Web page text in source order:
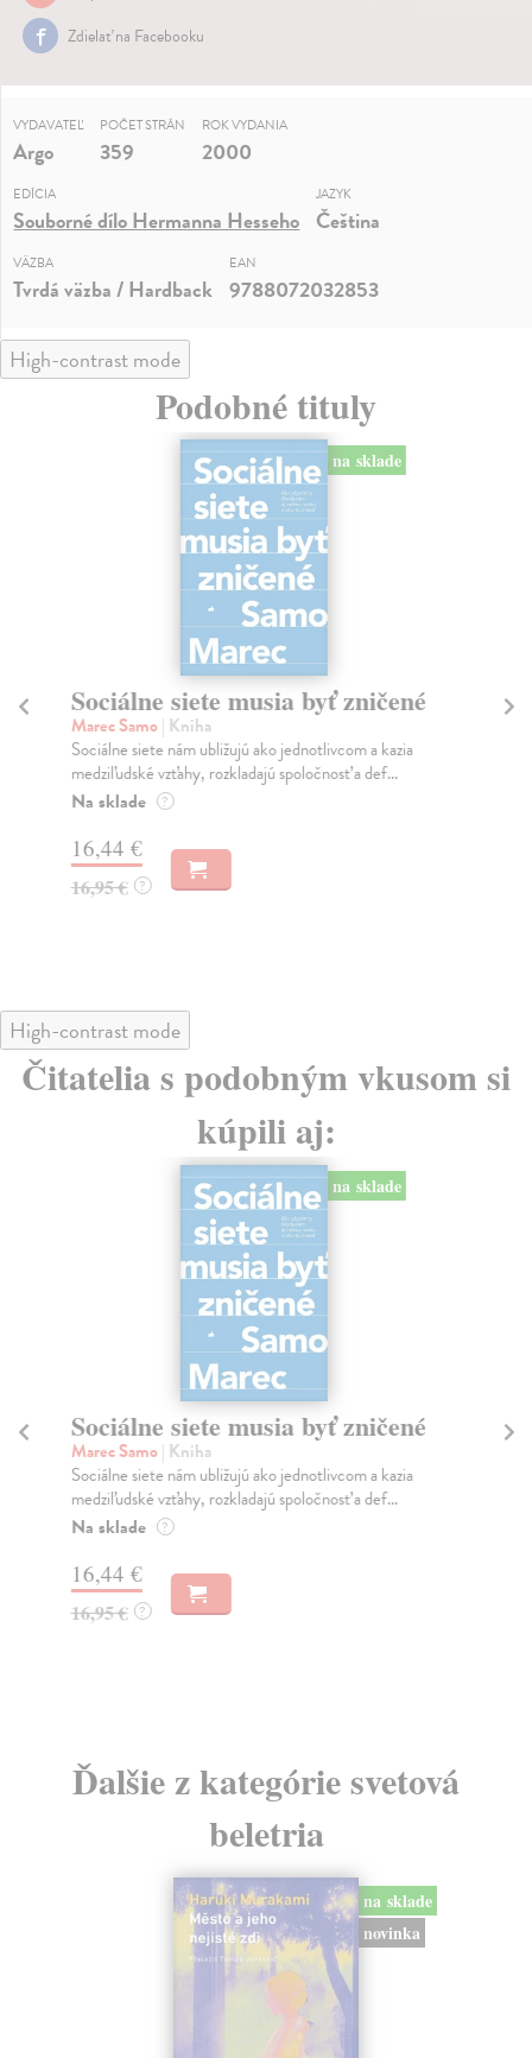
Zdielať na Facebooku
VYDAVATEĽ
Argo
POČET STRÁN
359
ROK VYDANIA
2000
EDÍCIA
Souborné dílo Hermanna Hesseho
JAZYK
Čeština
VÄZBA
Tvrdá väzba / Hardback
EAN
9788072032853
High-contrast mode
Podobné tituly
na sklade
Sociálne siete musia byť zničené
Marec Samo| Kniha
Sociálne siete nám ubližujú ako jednotlivcom a kazia
medziľudské vzťahy, rozkladajú spoločnosť a def...
Na sklade ?
16,44 €
16,95 € ?
High-contrast mode
Čitatelia s podobným vkusom si
kúpili aj:
na sklade
Sociálne siete musia byť zničené
Marec Samo| Kniha
Sociálne siete nám ubližujú ako jednotlivcom a kazia
medziľudské vzťahy, rozkladajú spoločnosť a def...
Na sklade ?
16,44 €
16,95 € ?
Ďalšie z kategórie svetová
beletria
na sklade
novinka